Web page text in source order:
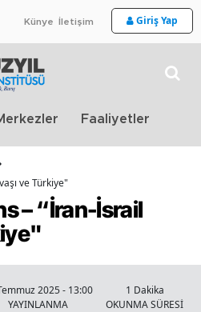
Künye İletişim Giriş Yap
Faaliyetler
ve Türkiye"
– “İran-İsrail
2025 - 13:00
YAYINLANMA
1 Dakika
OKUNMA SÜRESİ